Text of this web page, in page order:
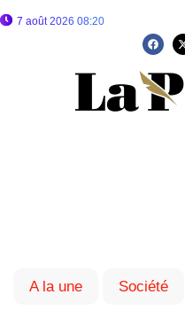
7 août 2026 08:20
A la une Société